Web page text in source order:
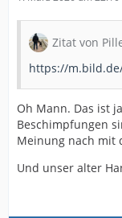
Zitat von
https://
Oh Mann. Das ist
Beschimpfungen
Meinung nach mit
Und unser alter